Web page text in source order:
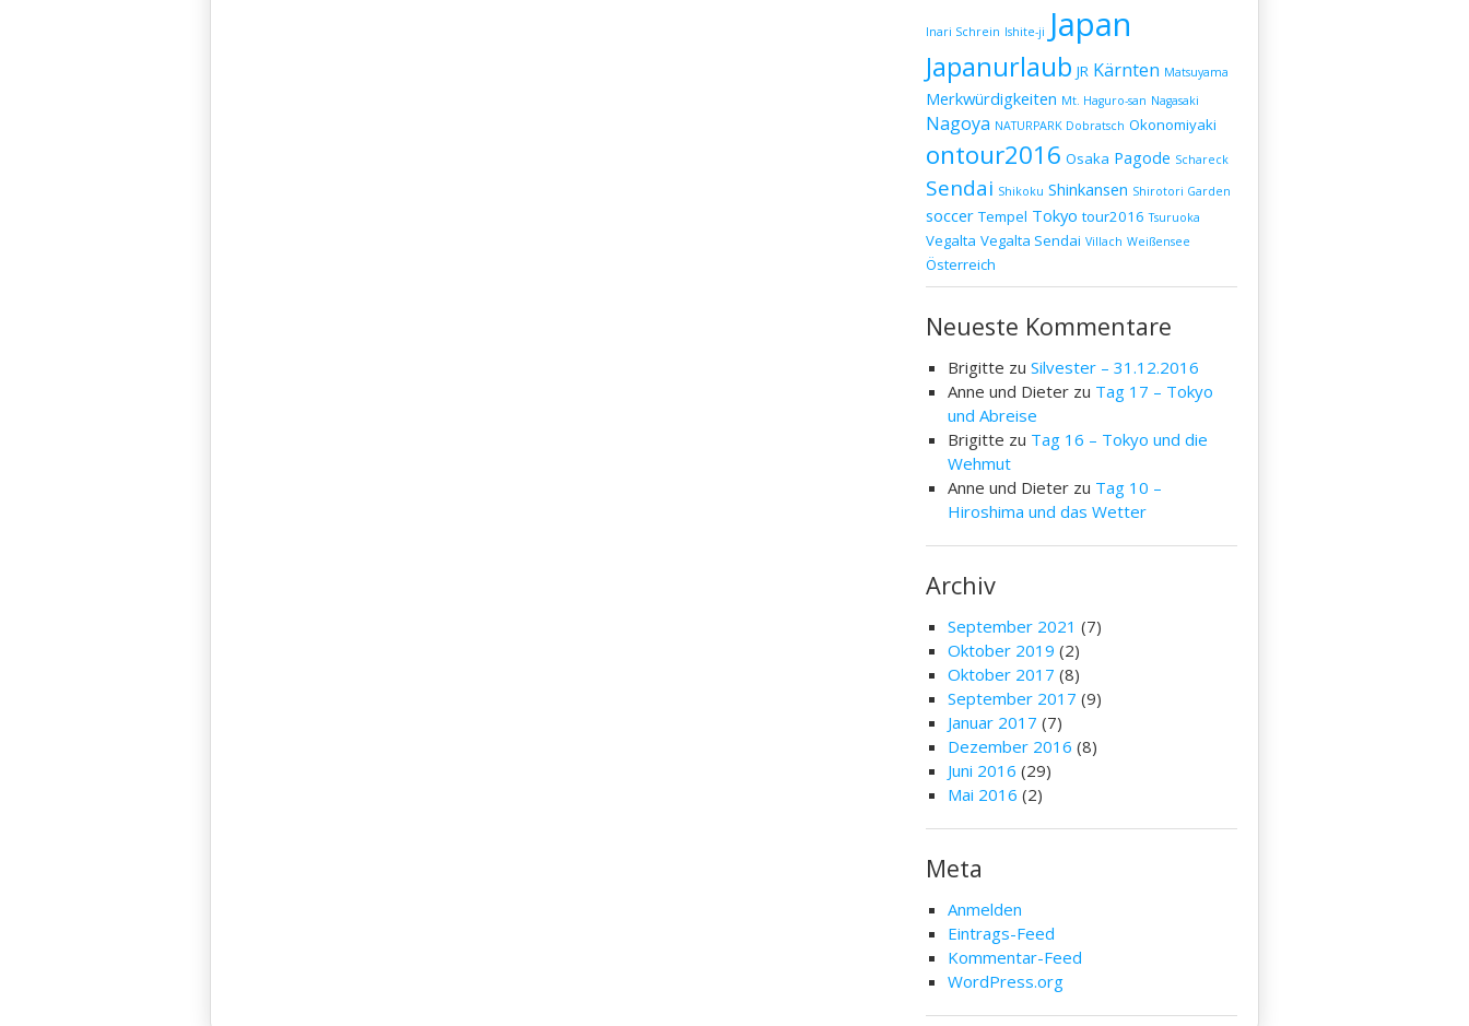
Inari Schrein Ishite-ji Japan
Japanurlaub JR Kärnten Matsuyama
Merkwürdigkeiten Mt. Haguro-san Nagasaki
Nagoya NATURPARK Dobratsch Okonomiyaki
ontour2016 Osaka Pagode Schareck
Sendai Shikoku Shinkansen Shirotori Garden
soccer Tempel Tokyo tour2016 Tsuruoka
Vegalta Vegalta Sendai Villach Weißensee
Österreich
Neueste Kommentare
Brigitte zu Silvester – 31.12.2016
Anne und Dieterzu Tag 17 – Tokyo
und Abreise
Brigitte zu Tag 16 – Tokyo und die
Wehmut
Anne und Dieterzu Tag 10 –
Hiroshima und das Wetter
Archiv
September 2021 (7)
Oktober 2019 (2)
Oktober 2017 (8)
September 2017 (9)
Januar 2017 (7)
Dezember 2016 (8)
Juni 2016 (29)
Mai 2016 (2)
Meta
Anmelden
Eintrags-Feed
Kommentar-Feed
WordPress.org